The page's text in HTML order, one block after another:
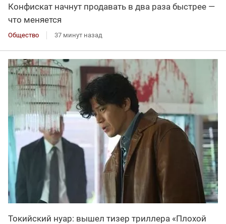
Конфискат начнут продавать в два раза быстрее —
что меняется
Общество 37 минут назад
Токийский нуар: вышел тизер триллера «Плохой